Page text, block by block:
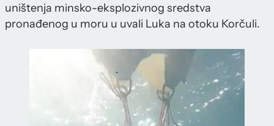
uništenja minsko-eksplozivnog sredstva
pronađenog u moru u uvali Luka na otoku Korčuli.